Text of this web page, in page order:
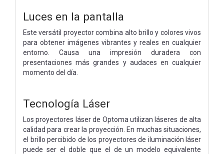
Luces en la pantalla
Este versátil proyector combina alto brillo y colores vivos
para obtener imágenes vibrantes y reales en cualquier
entorno. Causa una impresión duradera con
presentaciones más grandes y audaces en cualquier
momento del día.
Tecnología Láser
Los proyectores láser de Optoma utilizan láseres de alta
calidad para crear la proyección. En muchas situaciones,
el brillo percibido de los proyectores de iluminación láser
puede ser el doble que el de un modelo equivalente